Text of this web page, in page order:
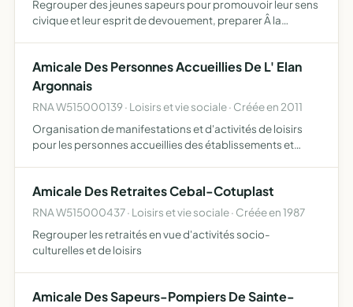
Regrouper des jeunes sapeurs pour promouvoir leur sens
civique et leur esprit de devouement, preparer Â la
Amicale Des Personnes Accueillies De L' Elan
Argonnais
RNA W515000139 · Loisirs et vie sociale · Créée en 2011
Organisation de manifestations et d'activités de loisirs
pour les personnes accueillies des établissements et
ar…
Amicale Des Retraites Cebal-Cotuplast
RNA W515000437 · Loisirs et vie sociale · Créée en 1987
Regrouper les retraités en vue d'activités socio-
culturelles et de loisirs
Amicale Des Sapeurs-Pompiers De Sainte-